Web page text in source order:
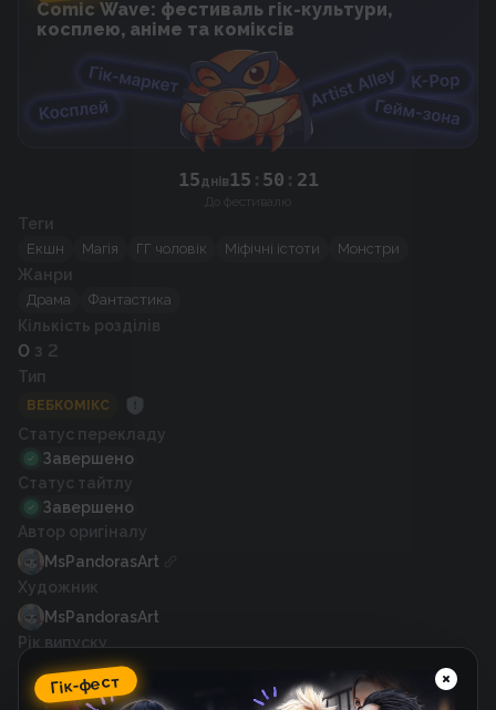
Comic Wave: фестиваль гік-культури,
косплею, аніме та коміксів
15днів 15 : 50 : 21
До фестивалю
Теги
Екшн Магія ГГ чоловік Міфічні істоти Монстри
Жанри
Драма Фантастика
Кількість розділів
0 з 2
Тип
ВЕБКОМІКС
Статус перекладу
Завершено
Статус тайтлу
Завершено
Автор оригіналу
MsPandorasArt
Художник
MsPandorasArt
Рік випуску
2022
Гік-фест